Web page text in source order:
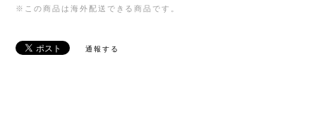
※この商品は海外配送できる商品です。
通報する